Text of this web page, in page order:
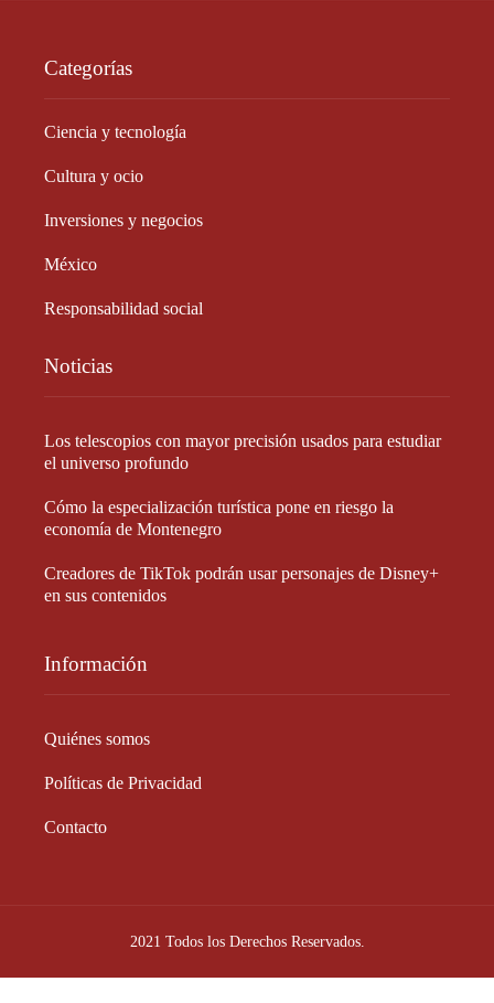
Categorías
Ciencia y tecnología
Cultura y ocio
Inversiones y negocios
México
Responsabilidad social
Noticias
Los telescopios con mayor precisión usados para estudiar
el universo profundo
Cómo la especialización turística pone en riesgo la
economía de Montenegro
Creadores de TikTok podrán usar personajes de Disney+
en sus contenidos
Información
Quiénes somos
Políticas de Privacidad
Contacto
2021 Todos los Derechos Reservados.